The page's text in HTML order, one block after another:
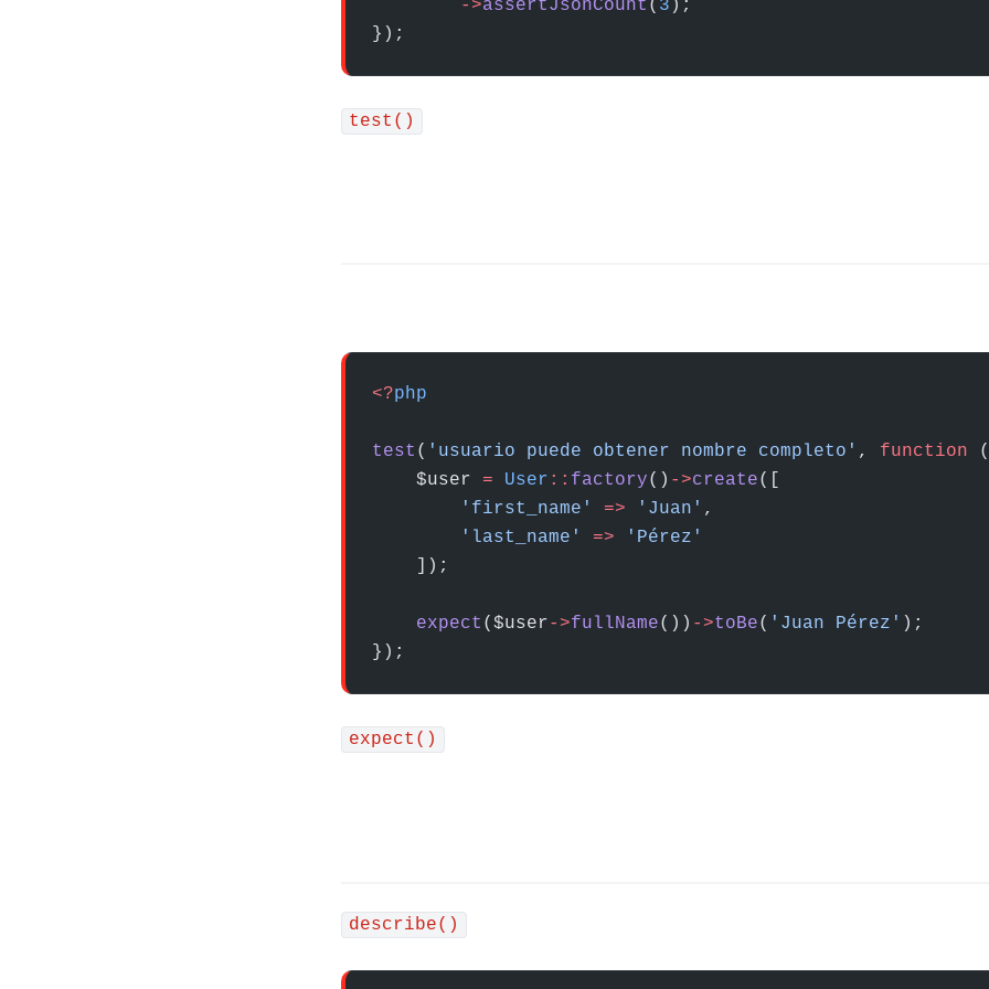
        ->
assertJsonCount ( 3 );
});
test()
<?php
test ( 'usuario puede obtener nombre completo' , function
    $user
= User :: factory() ->create([
        'first_name'
=> 'Juan' ,
        'last_name'
=> 'Pérez'
    ]);
    expect
($user->fullName()) ->toBe( 'Juan Pérez' );
});
expect()
describe()